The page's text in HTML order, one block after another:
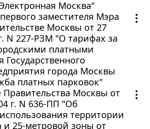
Москва"
заместителя Мэра
Москвы от 27
N 227-РЗМ "О тарифах за
платными
Государственного
города Москвы
платных парковок"
Правительства Москвы от
г. N 636-ПП "Об
территории
и 25-метровой зоны от